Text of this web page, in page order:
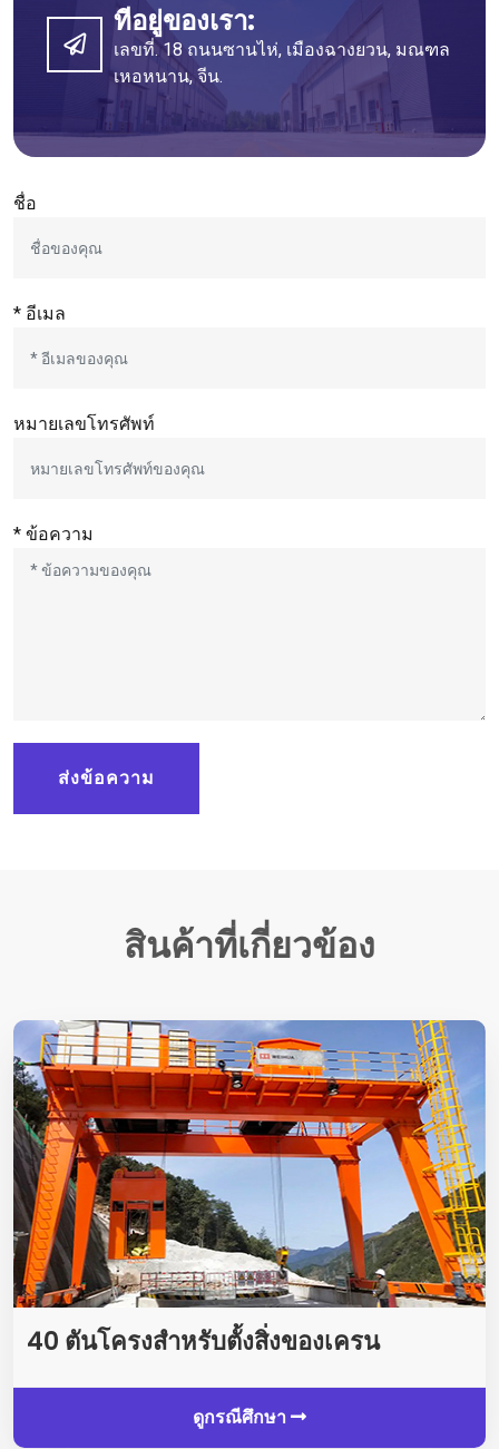
ที่อยู่ของเรา:
เลขที่. 18 ถนนซานไห่, เมืองฉางยวน, มณฑล
เหอหนาน, จีน.
ชื่อ
* อีเมล
หมายเลขโทรศัพท์
* ข้อความ
ส่งข้อความ
สินค้าที่เกี่ยวข้อง
40 ตันโครงสำหรับตั้งสิ่งของเครน
ดูกรณีศึกษา